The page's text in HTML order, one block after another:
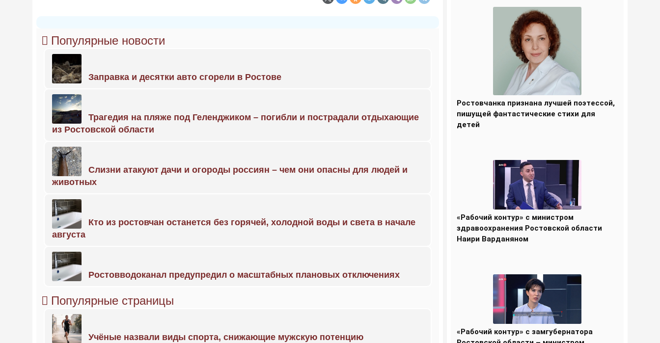
Популярные новости
Заправка и десятки авто сгорели в Ростове
Трагедия на пляже под Геленджиком – погибли и пострадали отдыхающие
из Ростовской области
Слизни атакуют дачи и огороды россиян – чем они опасны для людей и
животных
Кто из ростовчан останется без горячей, холодной воды и света в начале
августа
Ростовводоканал предупредил о масштабных плановых отключениях
Популярные страницы
Учёные назвали виды спорта, снижающие мужскую потенцию
Ростовчанка признана лучшей поэтессой,
пишущей фантастические стихи для
детей
«Рабочий контур» с министром
здравоохранения Ростовской области
Наири Варданяном
«Рабочий контур» с замгубернатора